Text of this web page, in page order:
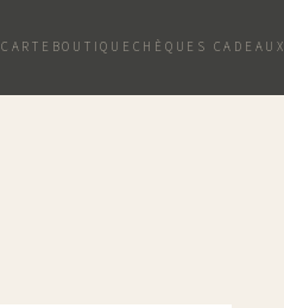
CARTE BOUTIQUE CHÈQUES CADEAUX